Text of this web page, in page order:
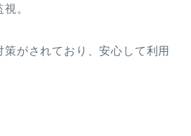
。
がされており、安心して利用